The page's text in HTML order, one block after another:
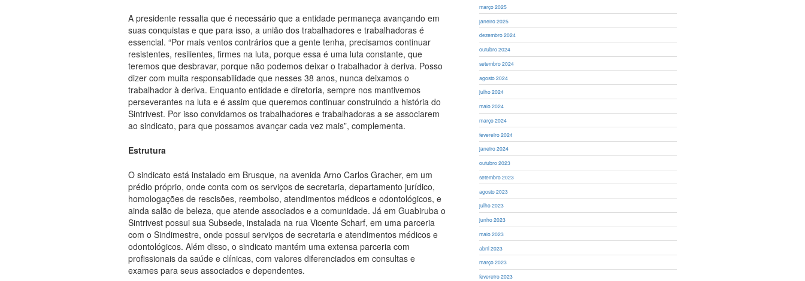
A presidente ressalta que é necessário que a entidade permaneça avançando em
suas conquistas e que para isso, a união dos trabalhadores e trabalhadoras é
essencial. “Por mais ventos contrários que a gente tenha, precisamos continuar
resistentes, resilientes, firmes na luta, porque essa é uma luta constante, que
teremos que desbravar, porque não podemos deixar o trabalhador à deriva. Posso
dizer com muita responsabilidade que nesses 38 anos, nunca deixamos o
trabalhador à deriva. Enquanto entidade e diretoria, sempre nos mantivemos
perseverantes na luta e é assim que queremos continuar construindo a história do
Sintrivest. Por isso convidamos os trabalhadores e trabalhadoras a se associarem
ao sindicato, para que possamos avançar cada vez mais”, complementa.
Estrutura
O sindicato está instalado em Brusque, na avenida Arno Carlos Gracher, em um
prédio próprio, onde conta com os serviços de secretaria, departamento jurídico,
homologações de rescisões, reembolso, atendimentos médicos e odontológicos, e
ainda salão de beleza, que atende associados e a comunidade. Já em Guabiruba o
Sintrivest possui sua Subsede, instalada na rua Vicente Scharf, em uma parceria
com o Sindimestre, onde possui serviços de secretaria e atendimentos médicos e
odontológicos. Além disso, o sindicato mantém uma extensa parceria com
profissionais da saúde e clínicas, com valores diferenciados em consultas e
exames para seus associados e dependentes.
março 2025
janeiro 2025
dezembro 2024
outubro 2024
setembro 2024
agosto 2024
julho 2024
maio 2024
março 2024
fevereiro 2024
janeiro 2024
outubro 2023
setembro 2023
agosto 2023
julho 2023
junho 2023
maio 2023
abril 2023
março 2023
fevereiro 2023